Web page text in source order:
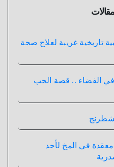
تاريخية غريبة لعلاج صحة
الفضاء .. قصة الحب
في المخ لأحد